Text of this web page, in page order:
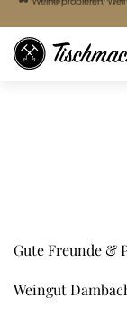
🍷 Freitags
🕶 Weine
🚚 Bestellen &
🏠 Reservieren &
Direkt
zum
Inhalt
Gute Freunde &
Weingut